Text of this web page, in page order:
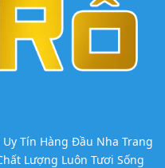
Uy Tín Hàng Đầu Nha Trang
Lượng Luôn Tươi Sống